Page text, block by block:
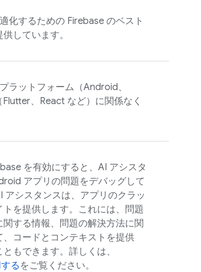
化するための Firebase のベスト
しています。
ラットフォーム（Android、
、React など）に関係なく
を有効にすると、AI アシスタ
アプリの問題をデバッグして
アシスタンスは、アプリのクラッ
を提供します。これには、問題
する情報、問題の解決方法に関
コードとコンテキストを提供
もできます。詳しくは、
る をご覧ください。